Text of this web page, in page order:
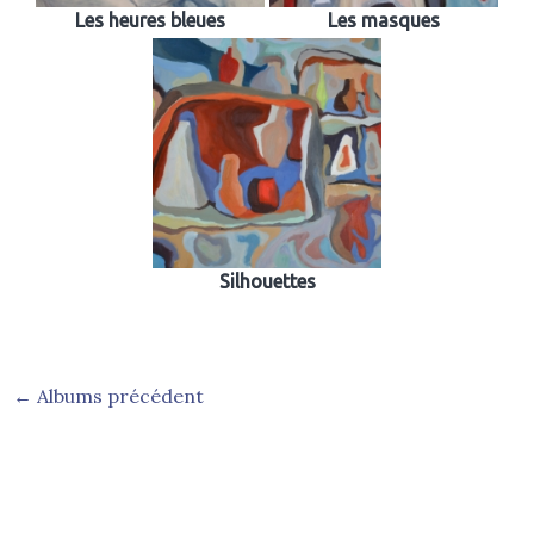
Les heures bleues Les masques
Silhouettes
← Albums précédent